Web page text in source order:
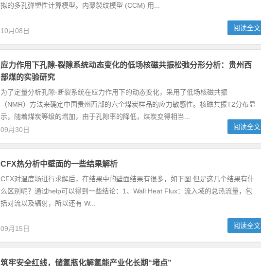
拟的多孔弹塑性计算模型。内聚裂纹模型 (CCM) 用...
10月08日 阅读全文
应力作用下孔隙-裂隙系统动态变化的低场核磁共振松弛分形分析：贵州西
部煤的实验研究
为了定量分析孔隙-断裂系统在应力作用下的动态变化，采用了低场核磁共振
（NMR）方法来确定中国贵州西部的六个煤炭样品的应力敏感性。核磁共振T2分布显
示，随着煤炭等级的增加，由于孔隙率的降低，煤炭变得相当...
09月30日
阅读全文
CFX热分析中壁面的一些结果解析
CFX对温度场进行求解后，在结果中的壁面结果有很多，如下图 但是这几个结果有什
么区别呢？通过help可以得到一些结论：1、Wall Heat Flux：流入域的总热流量，包
括对流以及辐射，所以还有 W...
09月15日 阅读全文
筑牢安全红线，储氢瓶化解氢能产业化长期“堵点”